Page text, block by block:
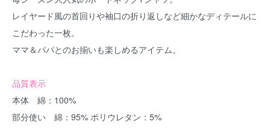
レイヤード風の首回りや袖口の折り返しなど細かなディテールに
こだわった一枚。
ママ＆パパとのお揃いも楽しめるアイテム。
品質表示
本体 綿：100%
部分使い 綿：95% ポリウレタン：5%